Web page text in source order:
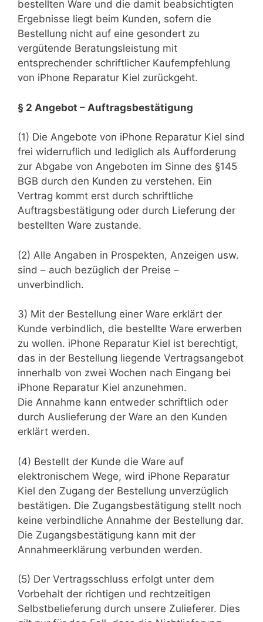
bestellten Ware und die damit beabsichtigten
Ergebnisse liegt beim Kunden, sofern die
Bestellung nicht auf eine gesondert zu
vergütende Beratungsleistung mit
entsprechender schriftlicher Kaufempfehlung
von iPhone Reparatur Kiel zurückgeht.
§ 2 Angebot – Auftragsbestätigung
(1) Die Angebote von iPhone Reparatur Kiel sind
frei widerruflich und lediglich als Aufforderung
zur Abgabe von Angeboten im Sinne des §145
BGB durch den Kunden zu verstehen. Ein
Vertrag kommt erst durch schriftliche
Auftragsbestätigung oder durch Lieferung der
bestellten Ware zustande.
(2) Alle Angaben in Prospekten, Anzeigen usw.
sind – auch bezüglich der Preise –
unverbindlich.
3) Mit der Bestellung einer Ware erklärt der
Kunde verbindlich, die bestellte Ware erwerben
zu wollen. iPhone Reparatur Kiel ist berechtigt,
das in der Bestellung liegende Vertragsangebot
innerhalb von zwei Wochen nach Eingang bei
iPhone Reparatur Kiel anzunehmen.
Die Annahme kann entweder schriftlich oder
durch Auslieferung der Ware an den Kunden
erklärt werden.
(4) Bestellt der Kunde die Ware auf
elektronischem Wege, wird iPhone Reparatur
Kiel den Zugang der Bestellung unverzüglich
bestätigen. Die Zugangsbestätigung stellt noch
keine verbindliche Annahme der Bestellung dar.
Die Zugangsbestätigung kann mit der
Annahmeerklärung verbunden werden.
(5) Der Vertragsschluss erfolgt unter dem
Vorbehalt der richtigen und rechtzeitigen
Selbstbelieferung durch unsere Zulieferer. Dies